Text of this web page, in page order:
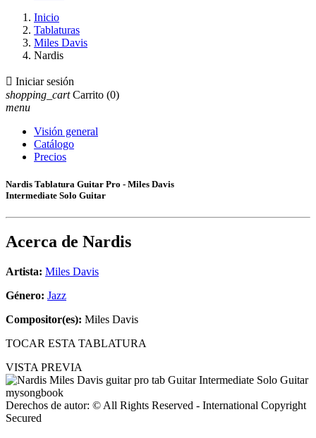
Inicio
Tablaturas
Miles Davis
Nardis
 Iniciar sesión
shopping_cart Carrito (0)
menu
Visión general
Catálogo
Precios
Nardis Tablatura Guitar Pro - Miles Davis
Intermediate Solo Guitar
Acerca de Nardis
Artista: Miles Davis
Género: Jazz
Compositor(es): Miles Davis
TOCAR ESTA TABLATURA
VISTA PREVIA
Derechos de autor: © All Rights Reserved - International Copyright
Secured